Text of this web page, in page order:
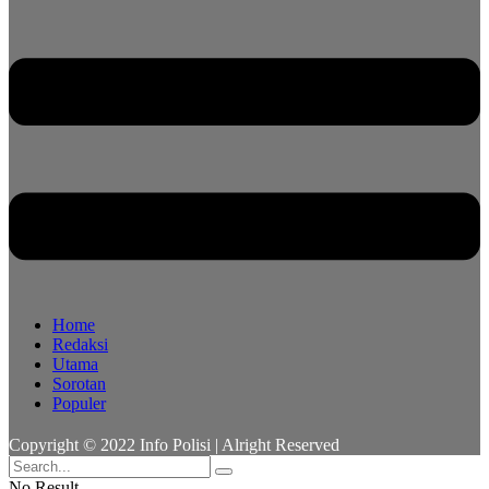
Home
Redaksi
Utama
Sorotan
Populer
Copyright © 2022 Info Polisi | Alright Reserved